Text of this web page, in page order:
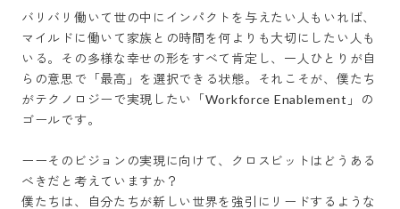
バリバリ働いて世の中にインパクトを与えたい人もいれば、
マイルドに働いて家族との時間を何よりも大切にしたい人も
いる。その多様な幸せの形をすべて肯定し、一人ひとりが自
らの意思で「最高」を選択できる状態。それこそが、僕たち
がテクノロジーで実現したい「Workforce Enablement」の
ゴールです。
ーーそのビジョンの実現に向けて、クロスビットはどうある
べきだと考えていますか？
僕たちは、自分たちが新しい世界を強引にリードするような